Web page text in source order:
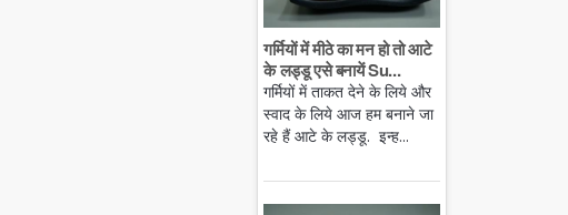
गर्मियों में मीठे का मन हो तो आटे
के लड्डू एसे बनायें Su...
गर्मियों में ताकत देने के लिये और
स्वाद के लिये आज हम बनाने जा
रहे हैं आटे के लड्डू. इन्ह...